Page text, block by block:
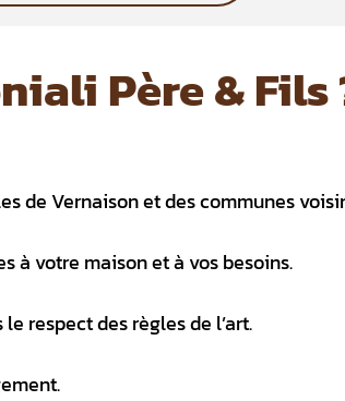
Père & Fils
de Vernaison et des communes
à votre maison et à vos besoins.
respect des règles de l’art.